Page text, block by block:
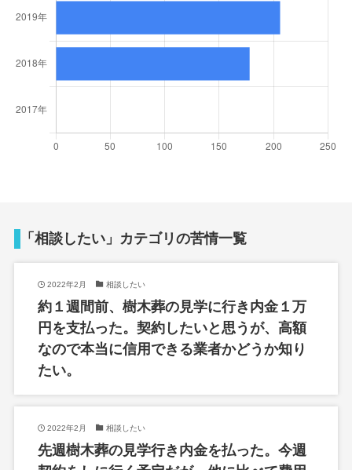
「相談したい」カテゴリの苦情一覧
2022年2月 相談したい
約１週間前、樹木葬の見学に行き内金１万
円を支払った。契約したいと思うが、高額
なので本当に信用できる業者かどうか知り
たい。
2022年2月 相談したい
先週樹木葬の見学行き内金を払った。今週